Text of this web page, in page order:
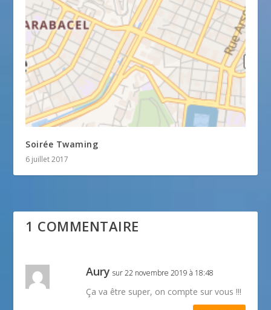
Soirée Twaming
6 juillet 2017
1 COMMENTAIRE
Aury sur 22 novembre 2019 à 18:48
Ça va être super, on compte sur vous !!!